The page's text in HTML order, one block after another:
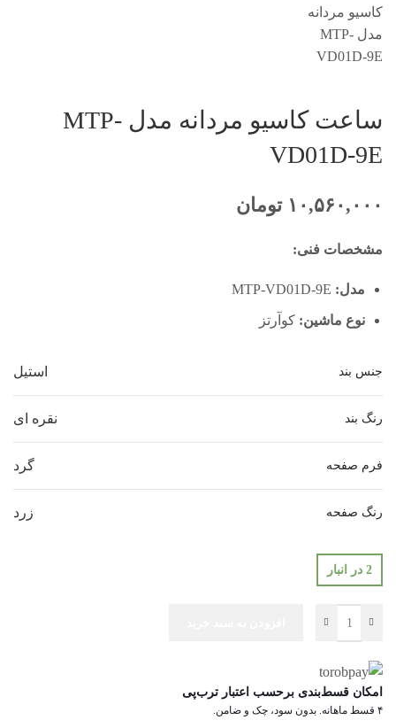
ساعت کاسیو مردانه مدل MTP-
VD01D-9E
۱۰,۵۶۰,۰۰۰ تومان
مشخصات فنی:
مدل:
نوع ماشین: کوآرتز
جنس بند استیل
رنگ بند نقره ای
فرم صفحه گرد
رنگ صفحه زرد
2 در انبار
امکان قسط‌بندی برحسب اعتبار ترب‌پی
۴ قسط ماهانه. بدون سود، چک و ضامن.